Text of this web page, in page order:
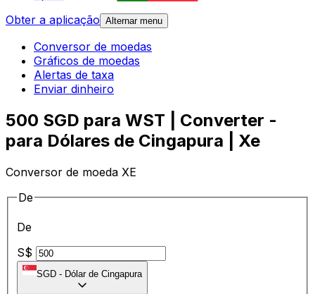
Obter a aplicação Alternar menu
Conversor de moedas
Gráficos de moedas
Alertas de taxa
Enviar dinheiro
500 SGD para WST | Converter -
para Dólares de Cingapura | Xe
Conversor de moeda XE
De
De
S$
SGD - Dólar de Cingapura